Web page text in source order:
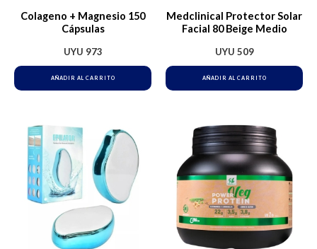
Colageno + Magnesio 150
Cápsulas
UYU 973
AÑADIR AL CARRITO
Medclinical Protector Solar
Facial 80 Beige Medio
UYU 509
AÑADIR AL CARRITO